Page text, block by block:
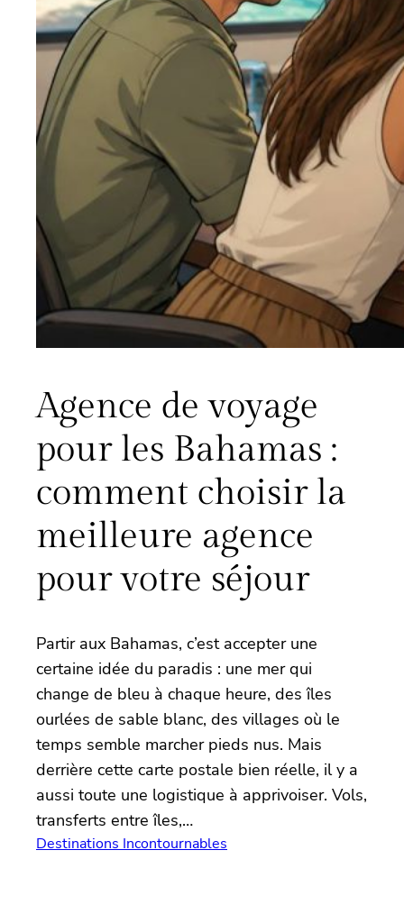
Agence de voyage
pour les Bahamas :
comment choisir la
meilleure agence
pour votre séjour
Partir aux Bahamas, c’est accepter une
certaine idée du paradis : une mer qui
change de bleu à chaque heure, des îles
ourlées de sable blanc, des villages où le
temps semble marcher pieds nus. Mais
derrière cette carte postale bien réelle, il y a
aussi toute une logistique à apprivoiser. Vols,
transferts entre îles,…
Destinations Incontournables